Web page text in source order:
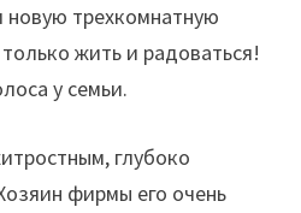
трехкомнатную
жить и радоваться!
у семьи.
глубоко
фирмы его очень